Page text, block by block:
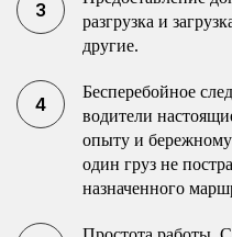
разгрузка и
другие.
Бесперебойное
водители
опыту и
один груз не
назначенного